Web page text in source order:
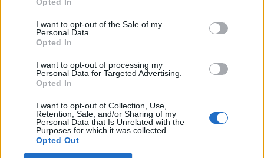
I want to opt-out of the Sale of my
Personal Data.
Opted In
I want to opt-out of processing my
Personal Data for Targeted Advertising.
Opted In
I want to opt-out of Collection, Use,
Retention, Sale, and/or Sharing of my
Personal Data that Is Unrelated with the
Purposes for which it was collected.
Opted Out
ΡΟΗ ΕΙΔΗΣΕΩΝ
Κορυφώνεται η έξοδος του Αυγούστου – Πάνω από
56.000 επιβάτες αναχωρούν σήμερα από τα
λιμάνια της Αττικής
08/08/2026 - 14:30